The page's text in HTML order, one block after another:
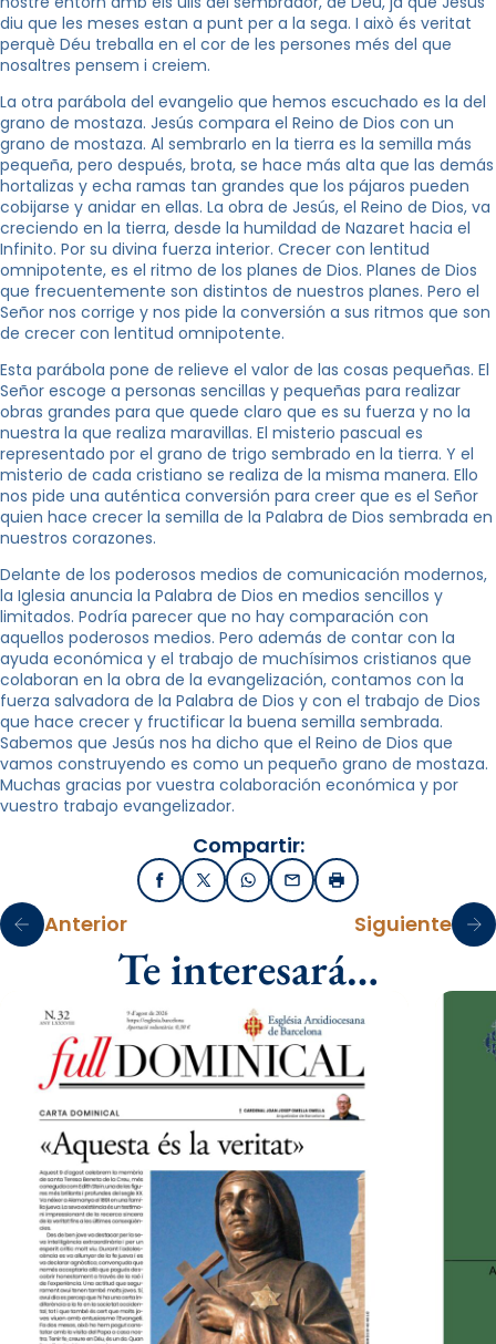
diu que les meses estan a punt per a la sega. I això és veritat
perquè Déu treballa en el cor de les persones més del que
nosaltres pensem i creiem.
La otra parábola del evangelio que hemos escuchado es la del
grano de mostaza. Jesús compara el Reino de Dios con un
grano de mostaza. Al sembrarlo en la tierra es la semilla más
pequeña, pero después, brota, se hace más alta que las demás
hortalizas y echa ramas tan grandes que los pájaros pueden
cobijarse y anidar en ellas. La obra de Jesús, el Reino de Dios, va
creciendo en la tierra, desde la humildad de Nazaret hacia el
Infinito. Por su divina fuerza interior. Crecer con lentitud
omnipotente, es el ritmo de los planes de Dios. Planes de Dios
que frecuentemente son distintos de nuestros planes. Pero el
Señor nos corrige y nos pide la conversión a sus ritmos que son
de crecer con lentitud omnipotente.
Esta parábola pone de relieve el valor de las cosas pequeñas. El
Señor escoge a personas sencillas y pequeñas para realizar
obras grandes para que quede claro que es su fuerza y no la
nuestra la que realiza maravillas. El misterio pascual es
representado por el grano de trigo sembrado en la tierra. Y el
misterio de cada cristiano se realiza de la misma manera. Ello
nos pide una auténtica conversión para creer que es el Señor
quien hace crecer la semilla de la Palabra de Dios sembrada en
nuestros corazones.
Delante de los poderosos medios de comunicación modernos,
la Iglesia anuncia la Palabra de Dios en medios sencillos y
limitados. Podría parecer que no hay comparación con
aquellos poderosos medios. Pero además de contar con la
ayuda económica y el trabajo de muchísimos cristianos que
colaboran en la obra de la evangelización, contamos con la
fuerza salvadora de la Palabra de Dios y con el trabajo de Dios
que hace crecer y fructificar la buena semilla sembrada.
Sabemos que Jesús nos ha dicho que el Reino de Dios que
vamos construyendo es como un pequeño grano de mostaza.
Muchas gracias por vuestra colaboración económica y por
vuestro trabajo evangelizador.
Compartir:
FacebookX / TwitterWhatsApp
EmailImprimir
Anterior Siguiente
Te interesará…